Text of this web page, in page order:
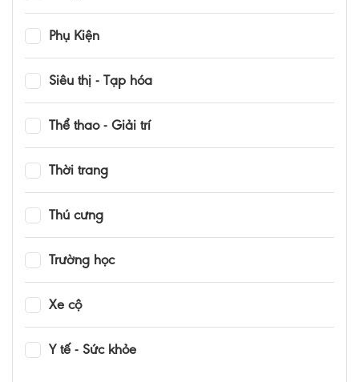
Phụ Kiện
Siêu thị - Tạp hóa
Thể thao - Giải trí
Thời trang
Thú cưng
Trường học
Xe cộ
Y tế - Sức khỏe